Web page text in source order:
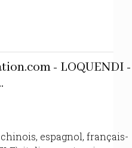
- LOQUENDI -
espagnol, français-